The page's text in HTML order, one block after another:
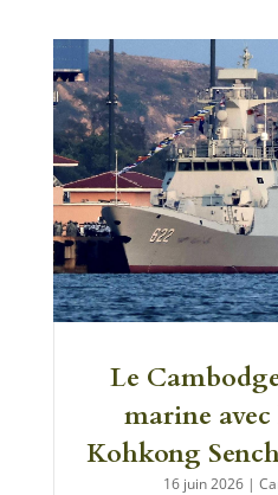
Le
marine
Kohkong
16 juin 2026 |